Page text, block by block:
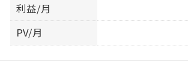
利益/月
PV/月